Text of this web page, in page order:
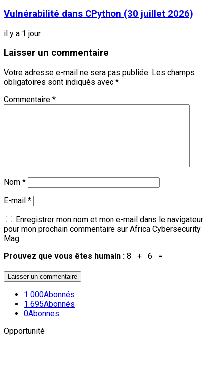
Vulnérabilité dans CPython (30 juillet 2026)
il y a 1 jour
Laisser un commentaire
Votre adresse e-mail ne sera pas publiée. Les champs
obligatoires sont indiqués avec *
Commentaire *
Nom *
E-mail *
Enregistrer mon nom et mon e-mail dans le navigateur
pour mon prochain commentaire sur Africa Cybersecurity
Mag.
Prouvez que vous êtes humain : 8 + 6 =
1 000Abonnés
1 695Abonnés
0Abonnes
Opportunité